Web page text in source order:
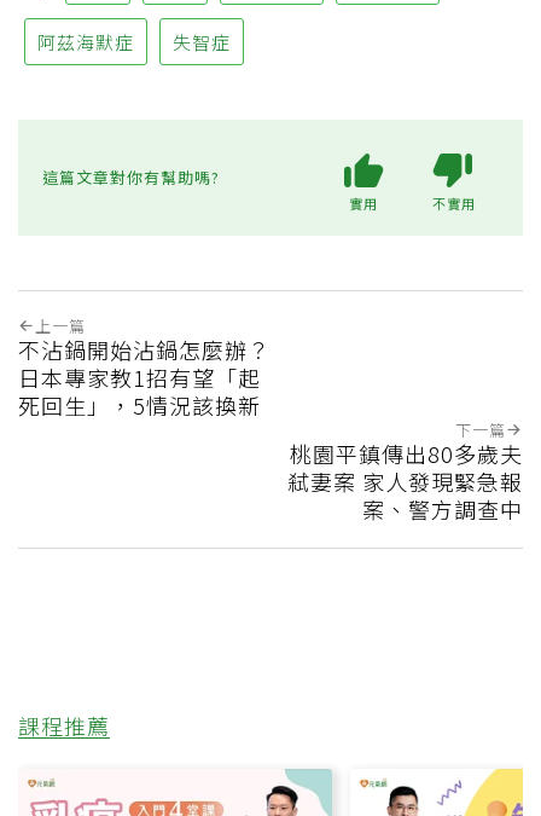
阿茲海默症 失智症
這篇文章對你有幫助嗎?
實用 不實用
上一篇
不沾鍋開始沾鍋怎麼辦？
日本專家教1招有望「起
死回生」，5情況該換新
下一篇
桃園平鎮傳出80多歲夫
弒妻案 家人發現緊急報
案、警方調查中
課程推薦